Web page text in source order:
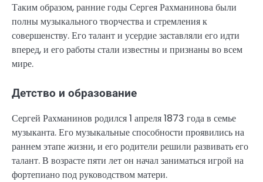
Таким образом, ранние годы Сергея Рахманинова были
полны музыкального творчества и стремления к
совершенству. Его талант и усердие заставляли его идти
вперед, и его работы стали известны и признаны во всем
мире.
Детство и образование
Сергей Рахманинов родился 1 апреля 1873 года в семье
музыканта. Его музыкальные способности проявились на
раннем этапе жизни, и его родители решили развивать его
талант. В возрасте пяти лет он начал заниматься игрой на
фортепиано под руководством матери.